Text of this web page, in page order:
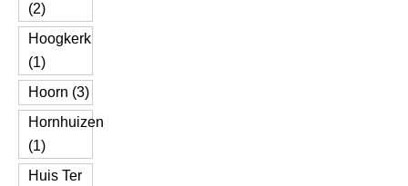
(2)
Hoogkerk
(1)
Hoorn (3)
Hornhuizen
(1)
Huis Ter